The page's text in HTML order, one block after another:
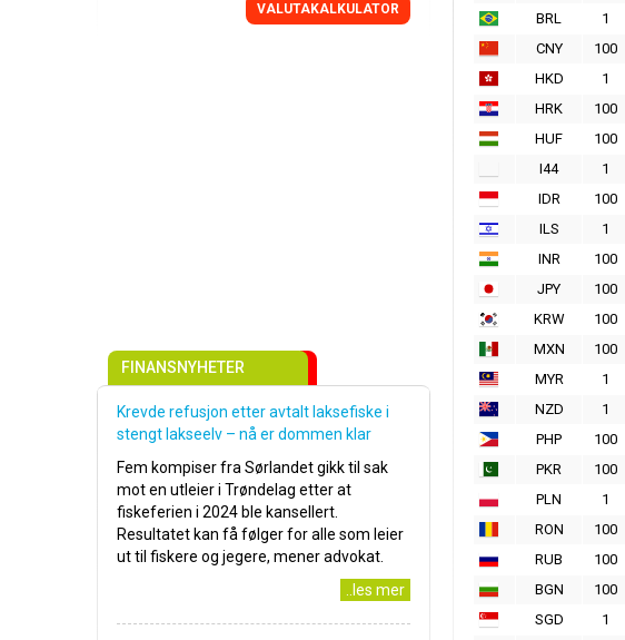
BRL
1
CNY
100
HKD
1
HRK
100
HUF
100
I44
1
IDR
100
ILS
1
INR
100
JPY
100
KRW
100
MXN
100
MYR
1
NZD
1
PHP
100
PKR
100
PLN
1
RON
100
RUB
100
BGN
100
SGD
1
VALUTAKALKULATOR
FINANSNYHETER
Krevde refusjon etter avtalt laksefiske i
stengt lakseelv – nå er dommen klar
Fem kompiser fra Sørlandet gikk til sak
mot en utleier i Trøndelag etter at
fiskeferien i 2024 ble kansellert.
Resultatet kan få følger for alle som leier
ut til fiskere og jegere, mener advokat.
..les mer